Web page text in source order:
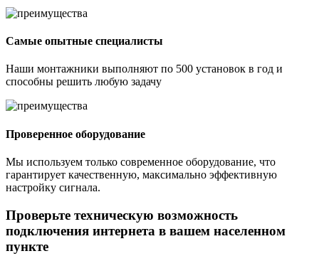
Самые опытные специалисты
Наши монтажники выполняют по 500 установок в год и
способны решить любую задачу
Проверенное оборудование
Мы используем только современное оборудование, что
гарантирует качественную, максимально эффективную
настройку сигнала.
Проверьте техническую возможность
подключения интернета в вашем населенном
пункте